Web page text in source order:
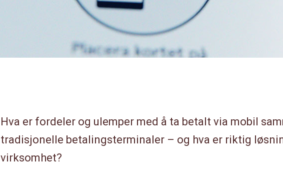
Hva er fordeler og ulemper med å ta betalt via mobil
tradisjonelle betalingsterminaler – og hva er riktig
virksomhet?